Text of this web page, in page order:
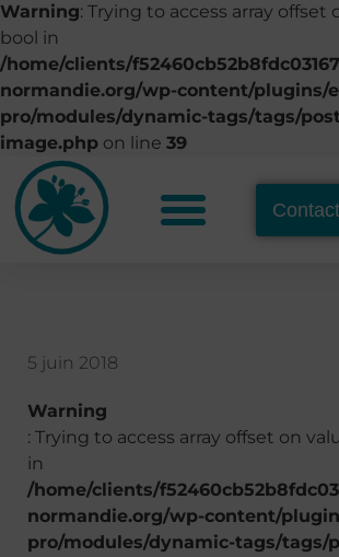
Warning: Trying to access array offset
bool in
/home/clients/
normandie.org/wp-content/plugins/
pro/modules/dynamic-tags/tags/
image.php on line 39
5 juin 2018
Warning
: Trying to access array offset on
in
/home/clients/
normandie.org/wp-content/
pro/modules/dynamic-tags/tags/